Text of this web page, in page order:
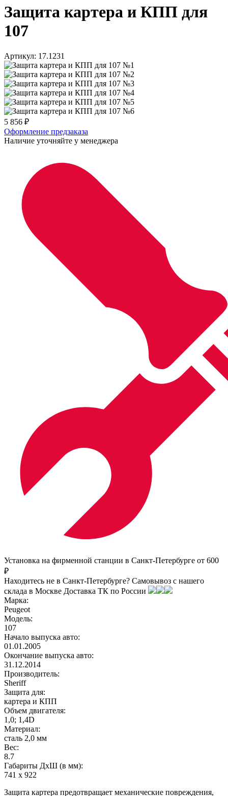
Защита картера и КПП для
107
Артикул: 17.1231
5 856 ₽
Оформление предзаказа
Наличие уточняйте у менеджера
Установка на фирменной станции в Санкт-Петербурге от 600
₽
Находитесь не в Санкт-Петербурге? Самовывоз с нашего
склада в Москве Доставка ТК по России
Марка:
Peugeot
Модель:
107
Начало выпуска авто:
01.01.2005
Окончание выпуска авто:
31.12.2014
Производитель:
Sheriff
Защита для:
картера и КПП
Объем двигателя:
1,0; 1,4D
Материал:
сталь 2,0 мм
Вес:
8.7
Габариты ДхШ (в мм):
741 х 922
Защита картера предотвращает механические повреждения,